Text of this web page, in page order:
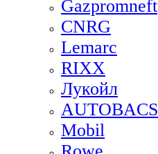
Gazpromneft
CNRG
Lemarc
RIXX
Лукойл
AUTOBACS
Mobil